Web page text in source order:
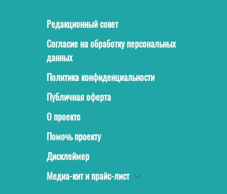
Редакционный совет
Согласие на обработку персональных
данных
Политика конфиденциальности
Публичная оферта
О проекте
Помочь проекту
Дисклеймер
Медиа-кит и прайс-лист